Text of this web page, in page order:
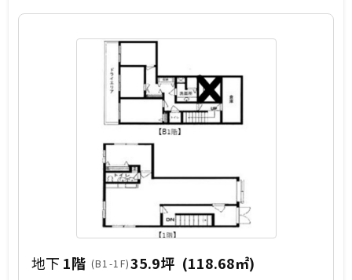
地下 1階 (B1-1F)35.9坪 (118.68㎡)